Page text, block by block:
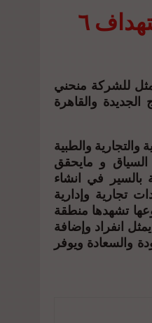
تحقيق مبيعات ٣ مليار في ٢٠٢٣ واستهداف ٦
مجلس إدارة شركة ابني د عبد الله كامل ان عام ٢٠٢٤ يمثل للشركة منحني
والقاهرة
والطبية
و مايحقق
بالسير في انشاء
تجارية وإدارية
تشهدها منطقة
انفراد وإضافة
والسعادة ويوفر